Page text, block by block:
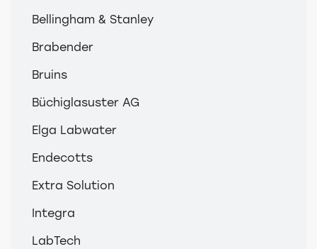
Bellingham & Stanley
Brabender
Bruins
Büchiglasuster AG
Elga Labwater
Endecotts
Extra Solution
Integra
LabTech